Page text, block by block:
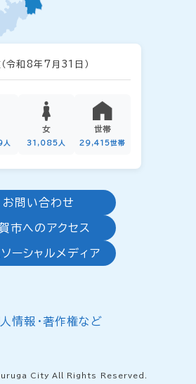
（令和8年7月31日）
女
31,085人
世帯
29,415世帯
お問い合わせ
市へのアクセス
ーシャルメディア
人情報・著作権など
City All Rights Reserved.